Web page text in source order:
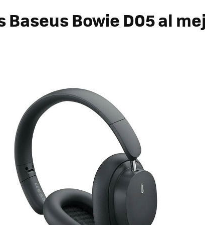
Baseus Bowie D05 al